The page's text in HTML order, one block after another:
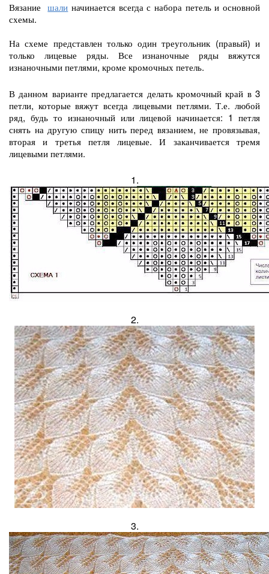
Вязаниешали начинается всегда с набора петель и основной
схемы.
На схеме представлен только один треугольник (правый) и
только лицевые ряды. Все изнаночные ряды вяжутся
изнаночными петлями, кроме кромочных петель.
В данном варианте предлагается делать кромочный край в 3
петли, которые вяжут всегда лицевыми петлями. Т.е. любой
ряд, будь то изнаночный или лицевой начинается: 1 петля
снять на другую спицу нить перед вязанием, не провязывая,
вторая и третья петля лицевые. И заканчивается тремя
лицевыми петлями.
1.
2.
3.